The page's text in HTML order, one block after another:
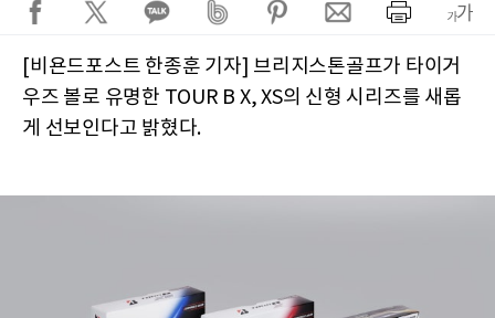
[비욘드포스트 한종훈 기자] 브리지스톤골프가 타이거
우즈 볼로 유명한 TOUR B X, XS의 신형 시리즈를 새롭
게 선보인다고 밝혔다.